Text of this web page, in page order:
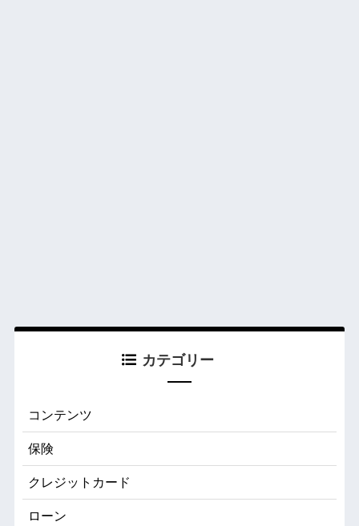
カテゴリー
コンテンツ
保険
クレジットカード
ローン